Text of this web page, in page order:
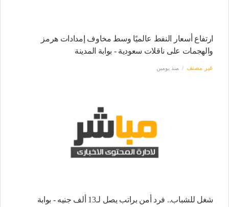
ارتفاع أسعار النفط عالميًا وسط مخاوف إمدادات هرمز
والهجمات على ناقلات سعودية - بوابة المدينة
غير مصنف منذ يومين
شغل للشباب.. فرد أمن براتب يصل لـ13 ألف جنيه - بوابة